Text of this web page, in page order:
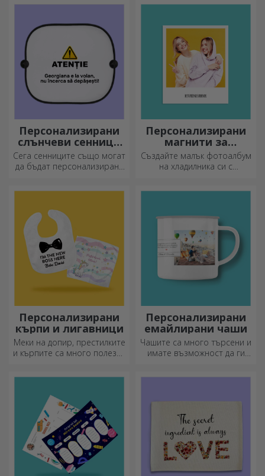
подаръци.
Персонализирани
слънчеви сенници
за автомобили
Сега сенниците също могат
да бъдат персонализирани
Персонализирани
магнити за
хладилник
Създайте малък фотоалбум
на хладилника си с
Персонализирани
кърпи и лигавници
Меки на допир, престилките
и кърпите са много полезни
Персонализирани
емайлирани чаши
Чашите са много търсени и
имате възможност да ги